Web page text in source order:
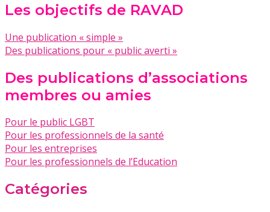
Les objectifs de RAVAD
Une publication « simple »
Des publications pour « public averti »
Des publications d’associations
membres ou amies
Pour le public LGBT
Pour les professionnels de la santé
Pour les entreprises
Pour les professionnels de l’Education
Catégories